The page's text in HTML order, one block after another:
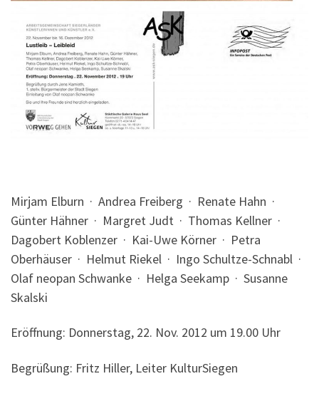
Mirjam Elburn · Andrea Freiberg · Renate Hahn ·
Günter Hähner · Margret Judt · Thomas Kellner ·
Dagobert Koblenzer · Kai-Uwe Körner · Petra
Oberhäuser · Helmut Riekel · Ingo Schultze-Schnabl ·
Olaf neopan Schwanke · Helga Seekamp · Susanne
Skalski
Eröffnung: Donnerstag, 22. Nov. 2012 um 19.00 Uhr
Begrüßung: Fritz Hiller, Leiter KulturSiegen